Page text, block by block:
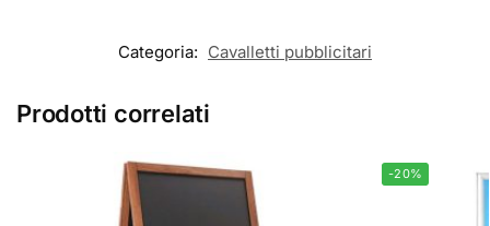
Categoria: Cavalletti pubblicitari
Prodotti correlati
-20%